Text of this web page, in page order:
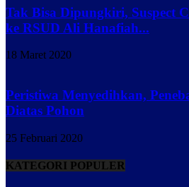
Tak Bisa Dipungkiri, Suspect
ke RSUD Ali Hanafiah...
18 Maret 2020
Peristiwa Menyedihkan,
Diatas Pohon
25 Februari 2020
KATEGORI POPULER